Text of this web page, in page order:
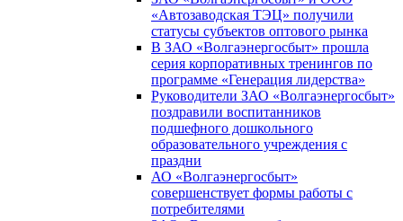
«Автозаводская ТЭЦ» получили
статусы субъектов оптового рынка
В ЗАО «Волгаэнергосбыт» прошла
серия корпоративных тренингов по
программе «Генерация лидерства»
Руководители ЗАО «Волгаэнергосбыт»
поздравили воспитанников
подшефного дошкольного
образовательного учреждения с
праздни
АО «Волгаэнергосбыт»
совершенствует формы работы с
потребителями